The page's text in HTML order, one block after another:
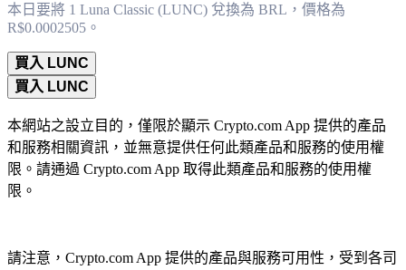
本日要將 1 Luna Classic (LUNC) 兌換為 BRL，價格為
R$0.0002505。
買入 LUNC
買入 LUNC
本網站之設立目的，僅限於顯示 Crypto.com App 提供的產品
和服務相關資訊，並無意提供任何此類產品和服務的使用權
限。請通過 Crypto.com App 取得此類產品和服務的使用權
限。
請注意，Crypto.com App 提供的產品與服務可用性，受到各司